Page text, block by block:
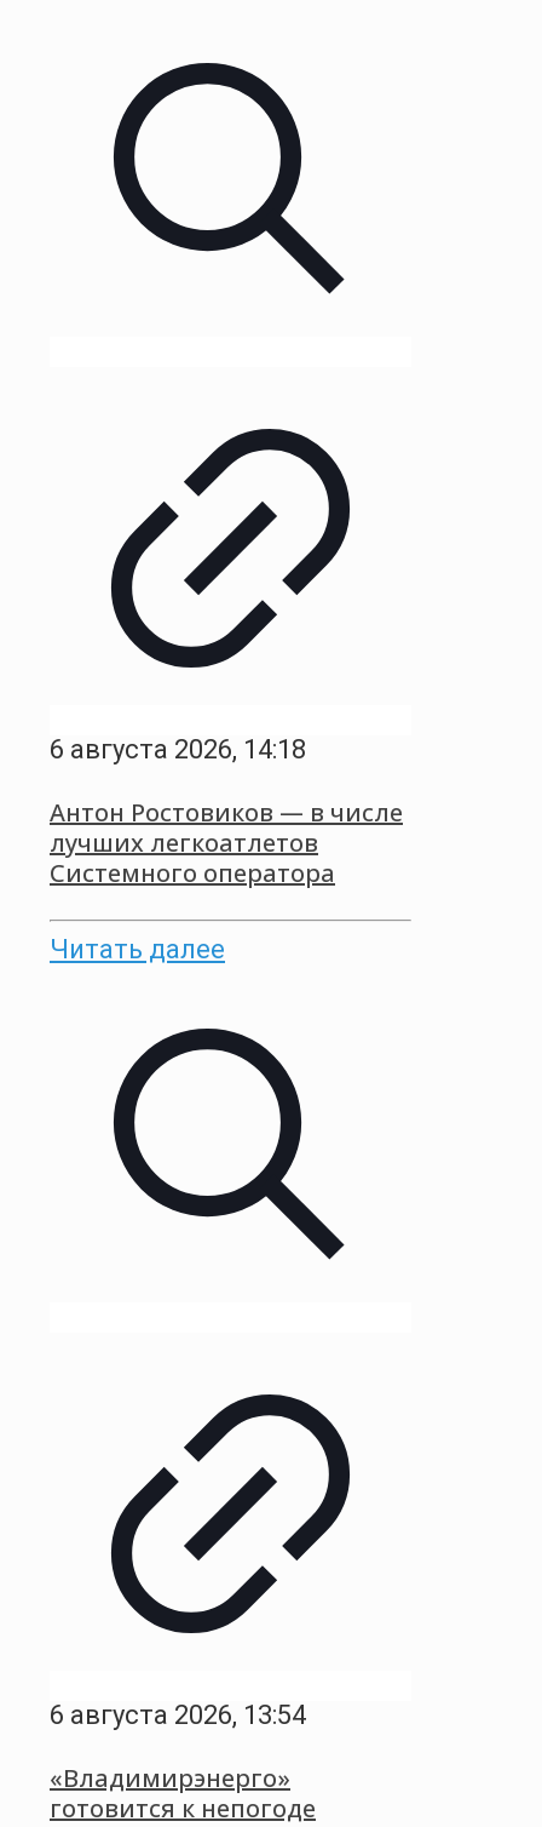
6 августа 2026, 14:18
Антон Ростовиков — в числе
лучших легкоатлетов
Системного оператора
Читать далее
6 августа 2026, 13:54
«Владимирэнерго»
готовится к непогоде